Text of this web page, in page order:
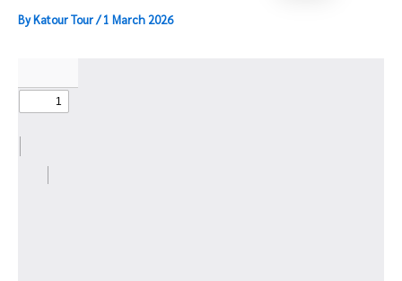
ByKatour Tour/1 March 2026